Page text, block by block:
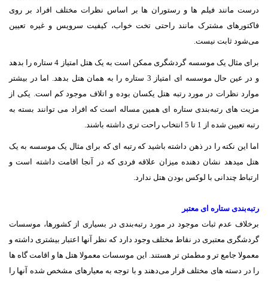
درست مانند فیلم ها و رستوران ها بر اساس نظرات مختلف افراد بر روی
فاکتورهای مشترک مانند راحتی تخت خواب، کیفیت سرویس و غیره تعیین
می‌شود ثابت نیست.
برای مثال یک موسسه گردشگری ممکن است به یک هتل امتیاز 4 ستاره را بدهد
و در عین حال موسسه ای امتیاز 3 ستاره را به همان هتل بدهد. اما در بیشتر
موارد نظرات در مورد رتبه هتل یکسان بوده و اتلاف موجود کم است. یکی از
مزیت های رتبه‌بندی ستاره ای همین مساله است که افراد می توانند بسته به
رتبه تعیین شده از 1 تا 5 انتخاب راحت تری داشته باشند.
اما این نکته را در ذهن داشته باشید که رتبه ای که برای مثال یک موسسه به یک
هتل میدهد نشان دهنده میزان علاقه فردی که در آنجا اقامت داشته است و
ارتباط چندانی با لوکس بودن هتل ندارد.
رتبه‌بندی ستاره ای معتبر
برخلاف عدم ثبات موجود در مورد رتبه‌بندی در بسیاری از کشورها، موسسات
گردشگری معتبری در نقاط مختلف وجود دارد که نظر آنها اعتبار بیشتری داشته و
معمولا جامع تر و مطمئن تر هستند. این موسسات معمولا هتل ها و اقامت گاه ها
را در دسته های مختلف قرار می‌دهند و با توجه به معیارهای مشخص شده آنها را